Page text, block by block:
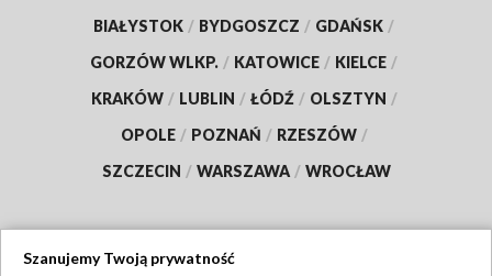
BIAŁYSTOK / BYDGOSZCZ / GDAŃSK /
GORZÓW WLKP. / KATOWICE / KIELCE /
KRAKÓW / LUBLIN / ŁÓDŹ / OLSZTYN /
OPOLE / POZNAŃ / RZESZÓW /
SZCZECIN / WARSZAWA / WROCŁAW
Szanujemy Twoją prywatność